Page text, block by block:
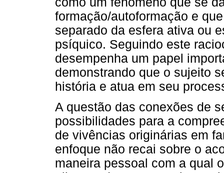
formação/autoformação e
separado da esfera ativa ou
psíquico. Seguindo este
desempenha um papel
demonstrando que o sujeito
história e atua em seu
A questão das conexões de
possibilidades para a
de vivências originárias em
enfoque não recai sobre o
maneira pessoal com a qual